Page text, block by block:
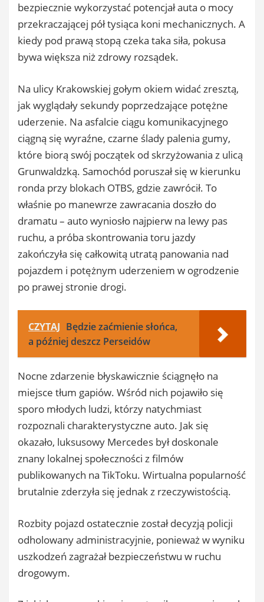
bezpiecznie wykorzystać potencjał auta o mocy
przekraczającej pół tysiąca koni mechanicznych. A
kiedy pod prawą stopą czeka taka siła, pokusa
bywa większa niż zdrowy rozsądek.
​Na ulicy Krakowskiej gołym okiem widać zresztą,
jak wyglądały sekundy poprzedzające potężne
uderzenie. Na asfalcie ciągu komunikacyjnego
ciągną się wyraźne, czarne ślady palenia gumy,
które biorą swój początek od skrzyżowania z ulicą
Grunwaldzką. Samochód poruszał się w kierunku
ronda przy blokach OTBS, gdzie zawrócił. To
właśnie po manewrze zawracania doszło do
dramatu – auto wyniosło najpierw na lewy pas
ruchu, a próba skontrowania toru jazdy
zakończyła się całkowitą utratą panowania nad
pojazdem i potężnym uderzeniem w ogrodzenie
po prawej stronie drogi.
CZYTAJ Będzie zaćmienie słońca,
a później deszcz Perseidów
​Nocne zdarzenie błyskawicznie ściągnęło na
miejsce tłum gapiów. Wśród nich pojawiło się
sporo młodych ludzi, którzy natychmiast
rozpoznali charakterystyczne auto. Jak się
okazało, luksusowy Mercedes był doskonale
znany lokalnej społeczności z filmów
publikowanych na TikToku. Wirtualna popularność
brutalnie zderzyła się jednak z rzeczywistością.
​Rozbity pojazd ostatecznie został decyzją policji
odholowany administracyjnie, ponieważ w wyniku
uszkodzeń zagrażał bezpieczeństwu w ruchu
drogowym.